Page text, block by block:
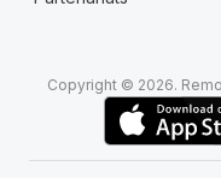
Copyright © 2026.